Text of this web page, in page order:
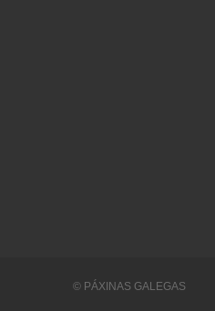
© PÁXINAS GALEGAS